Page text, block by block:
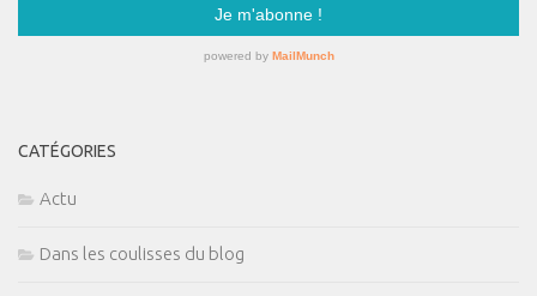
CATÉGORIES
Actu
Dans les coulisses du blog